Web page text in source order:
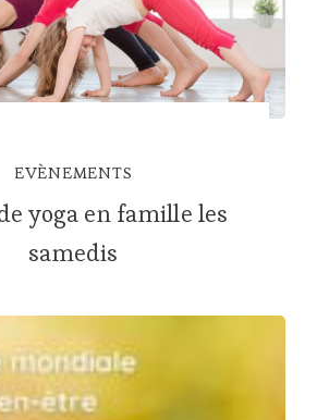
EVÈNEMENTS
yoga en famille les
samedis